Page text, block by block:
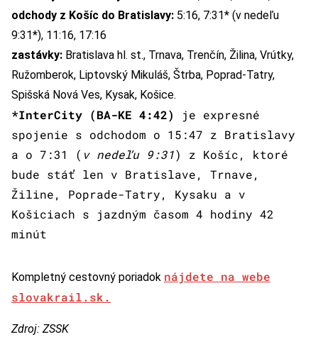
odchody z Košíc do Bratislavy: 5:16, 7:31* (v nedeľu
9:31*), 11:16, 17:16
zastávky: Bratislava hl. st., Trnava, Trenčín, Žilina, Vrútky,
Ružomberok, Liptovský Mikuláš, Štrba, Poprad-Tatry,
Spišská Nová Ves, Kysak, Košice.
*InterCity (BA-KE 4:42) je expresné
spojenie s odchodom o 15:47 z Bratislavy
a o 7:31 ( v nedeľu 9:31) z Košíc, ktoré
bude stáť len v Bratislave, Trnave,
Žiline, Poprade-Tatry, Kysaku a v
Košiciach s jazdným časom 4 hodiny 42
minút
Kompletný cestovný poriadok nájdete na webe
slovakrail.sk.
Zdroj: ZSSK